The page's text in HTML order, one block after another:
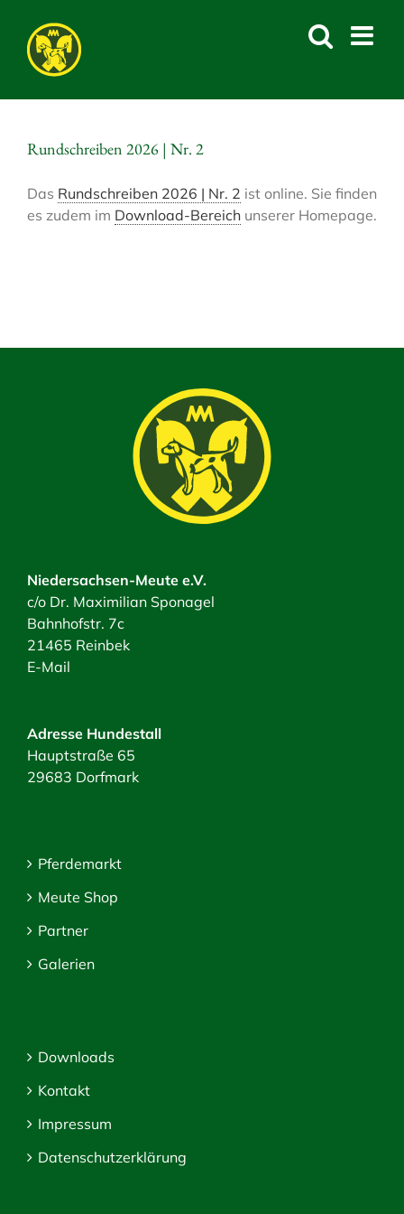
content
Rundschreiben 2026 | Nr. 2
Das Rundschreiben 2026 | Nr. 2 ist online. Sie finden
es zudem im Download-Bereichunserer Homepage.
Niedersachsen-Meute e.V.
c/o Dr. Maximilian Sponagel
Bahnhofstr. 7c
21465 Reinbek
E-Mail
Adresse Hundestall
Hauptstraße 65
29683 Dorfmark
Pferdemarkt
Meute Shop
Partner
Galerien
Downloads
Kontakt
Impressum
Datenschutzerklärung